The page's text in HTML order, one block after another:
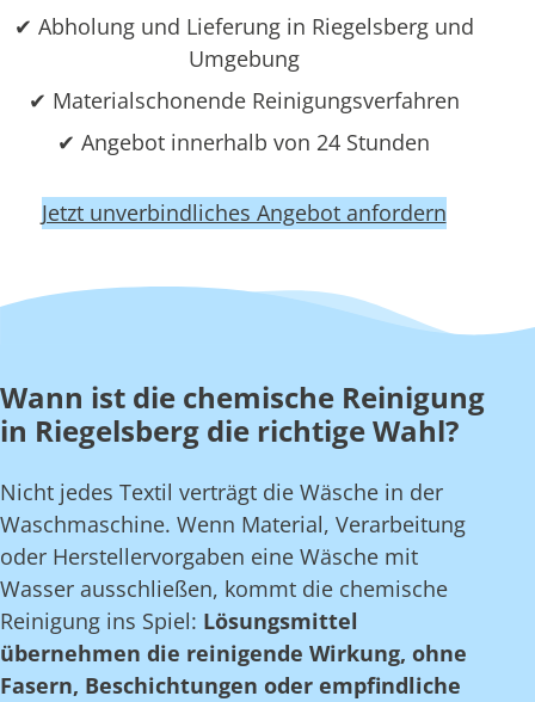
✔ Abholung und Lieferung in Riegelsberg und
Umgebung
✔ Materialschonende Reinigungsverfahren
✔ Angebot innerhalb von 24 Stunden
Jetzt unverbindliches Angebot anfordern
Wann ist die chemische Reinigung
in Riegelsberg die richtige Wahl?
Nicht jedes Textil verträgt die Wäsche in der
Waschmaschine. Wenn Material, Verarbeitung
oder Herstellervorgaben eine Wäsche mit
Wasser ausschließen, kommt die chemische
Reinigung ins Spiel: Lösungsmittel
übernehmen die reinigende Wirkung, ohne
Fasern, Beschichtungen oder empfindliche